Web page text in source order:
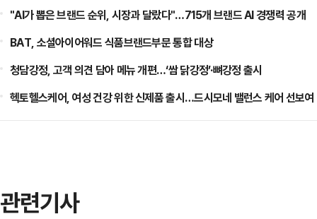
"AI가 뽑은 브랜드 순위, 시장과 달랐다"…715개 브랜드 AI 경쟁력 공개
BAT, 소셜아이어워드 식품브랜드부문 통합 대상
청담강정, 고객 의견 담아 메뉴 개편…‘쌈 닭강정’·뼈강정 출시
헥토헬스케어, 여성 건강 위한 신제품 출시…드시모네 밸런스 케어 선보여
관련기사